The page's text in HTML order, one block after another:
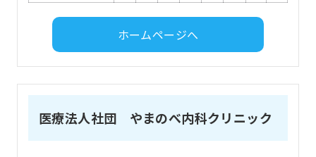
ホームページへ
医療法人社団 やまのべ内科クリニック